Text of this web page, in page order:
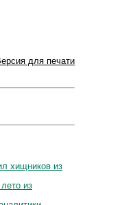
для печати
хищников из
из